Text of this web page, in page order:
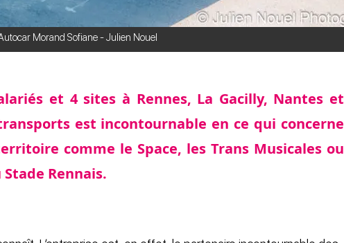
Morand Sofiane - Julien Nouel
et 4 sites à Rennes, La Gacilly, Nantes et
est incontournable en ce qui concerne
comme le Space, les Trans Musicales ou
Rennais.